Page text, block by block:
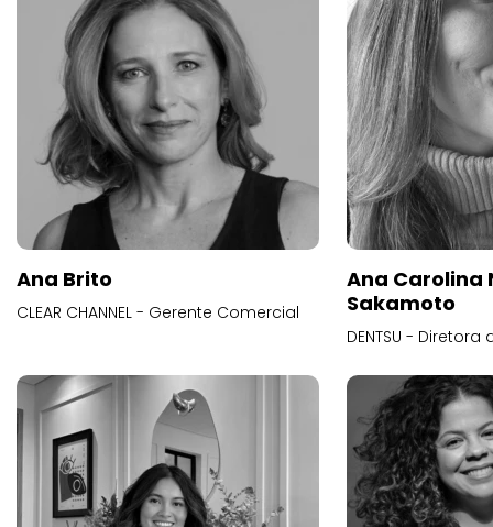
Ana Brito
CLEAR CHANNEL - Gerente Comercial
Ana Carolina
Sakamoto
DENTSU -